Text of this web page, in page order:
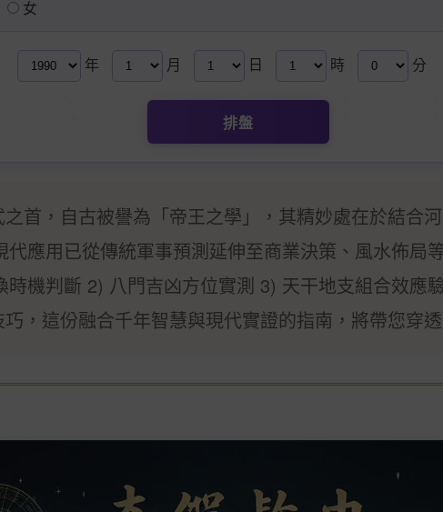
女
年 月 日 時 分
排盤
首，自古被譽為「帝王之學」，其精妙處在於結合
應用已從傳統軍事預測延伸至商業決策、風水佈局
機判斷 2) 八門吉凶方位實測 3) 天干地支組合效應
，這份融合千年智慧與現代實證的指南，將帶您穿